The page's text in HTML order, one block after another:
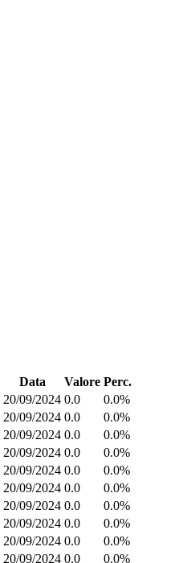
Data Valore Perc.
20/09/2024 0.0
0.0%
20/09/2024 0.0
0.0%
20/09/2024 0.0
0.0%
20/09/2024 0.0
0.0%
20/09/2024 0.0
0.0%
20/09/2024 0.0
0.0%
20/09/2024 0.0
0.0%
20/09/2024 0.0
0.0%
20/09/2024 0.0
0.0%
20/09/2024 0.0
0.0%